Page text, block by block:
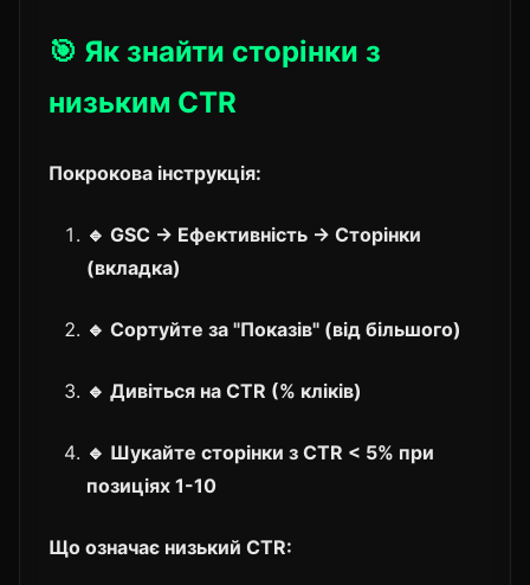
🎯 Як знайти сторінки з
низьким CTR
Покрокова інструкція:
🔹 GSC → Ефективність → Сторінки
(вкладка)
🔹 Сортуйте за "Показів" (від більшого)
🔹 Дивіться на CTR (% кліків)
🔹 Шукайте сторінки з CTR < 5% при
позиціях 1-10
Що означає низький CTR: